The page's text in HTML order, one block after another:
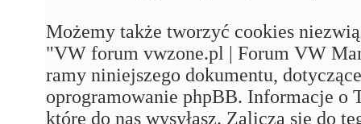
Możemy także tworzyć cookies
"VW forum vwzone.pl | Forum VW
ramy niniejszego dokumentu,
oprogramowanie phpBB. Informacje o
które do nas wysyłasz. Zalicza się do